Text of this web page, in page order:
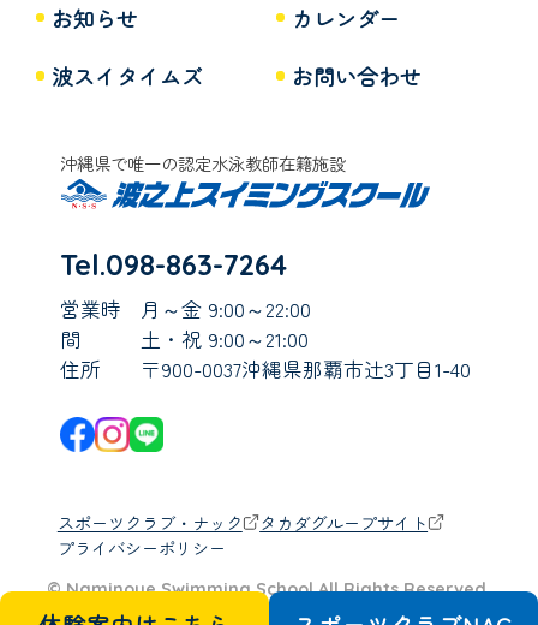
お知らせ
カレンダー
波スイタイムズ
お問い合わせ
沖縄県で唯一の認定水泳教師在籍施設
Tel.098-863-7264
営業時
間
月～金 9:00～22:00
土・祝 9:00～21:00
住所
〒900-0037沖縄県那覇市辻3丁目1-40
スポーツクラブ・ナック
タカダグループサイト
プライバシーポリシー
© Naminoue Swimming School All Rights Reserved.